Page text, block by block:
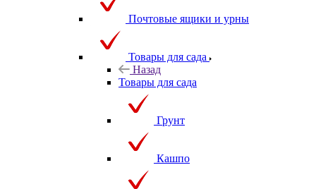
Почтовые ящики и урны
Товары для сада
Назад
Товары для сада
Грунт
Кашпо